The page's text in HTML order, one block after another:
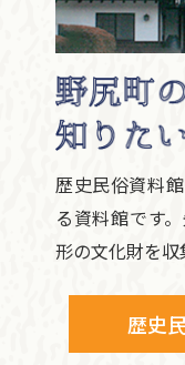
歴史民俗資料
る資料館です
形の文化財を収
歴史